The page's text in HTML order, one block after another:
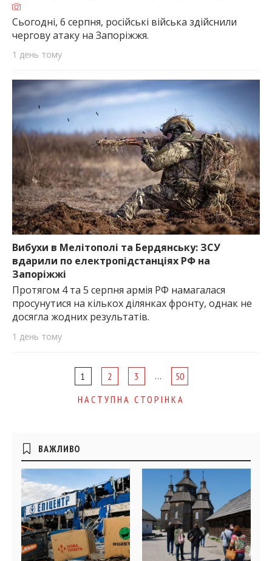
Сьогодні, 6 серпня, російські війська здійснили
чергову атаку на Запоріжжя.
1 день тому
Вибухи в Мелітополі та Бердянську: ЗСУ
вдарили по електропідстанціях РФ на
Запоріжжі
Протягом 4 та 5 серпня армія РФ намагалася
просунутися на кількох ділянках фронту, однак не
досягла жодних результатів.
1 день тому
navigation
1 2 3 …
50
НАСТУПНА СТОРІНКА
Бічні
віджети
ВАЖЛИВО